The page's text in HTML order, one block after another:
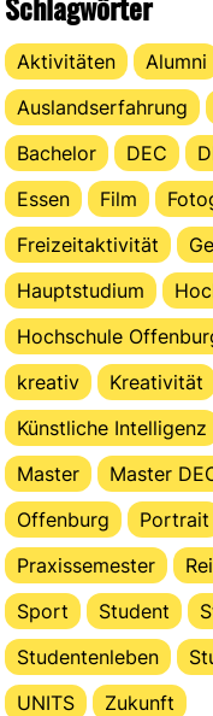
Aktivitäten Alumni
Auslandserfahrung
Bachelor
DEC
Essen
Film
Freizeitaktivität
Hauptstudium
Hochschule
kreativ
Kreativität
Künstliche Intelligenz
Master
Master
Offenburg
Portrait
Praxissemester
Sport
Student
Studentenleben
UNITS
Zukunft